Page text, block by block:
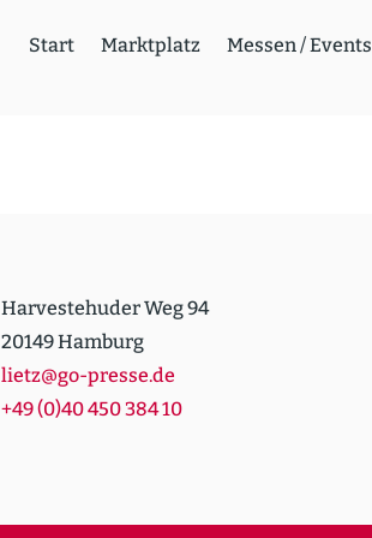
Start Markt­platz Messen / Events
Harvestehuder Weg 94
20149 Hamburg
lietz@go-presse.de
+49 (0)40 450 384 10